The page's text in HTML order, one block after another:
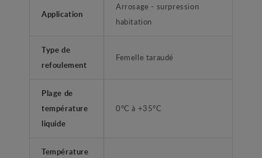
Application
Arrosage - surpression
habitation
Type de
refoulement
Femelle taraudé
Plage de
température
liquide
0°C à +35°C
Température